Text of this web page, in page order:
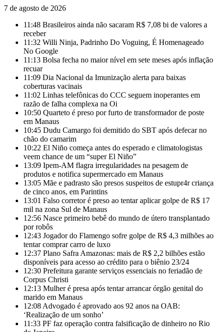
7 de agosto de 2026
11:48 Brasileiros ainda não sacaram R$ 7,08 bi de valores a
receber
11:32 Willi Ninja, Padrinho Do Voguing, É Homenageado
No Google
11:13 Bolsa fecha no maior nível em sete meses após inflação
recuar
11:09 Dia Nacional da Imunização alerta para baixas
coberturas vacinais
11:02 Linhas telefônicas do CCC seguem inoperantes em
razão de falha complexa na Oi
10:50 Quarteto é preso por furto de transformador de poste
em Manaus
10:45 Dudu Camargo foi demitido do SBT após defecar no
chão do camarim
10:22 El Niño começa antes do esperado e climatologistas
veem chance de um “super El Niño”
13:09 Ipem-AM flagra irregularidades na pesagem de
produtos e notifica supermercado em Manaus
13:05 Mãe e padrasto são presos suspeitos de estupr4r criança
de cinco anos, em Parintins
13:01 Falso corretor é preso ao tentar aplicar golpe de R$ 17
mil na zona Sul de Manaus
12:56 Nasce primeiro bebê do mundo de útero transplantado
por robôs
12:43 Jogador do Flamengo sofre golpe de R$ 4,3 milhões ao
tentar comprar carro de luxo
12:37 Plano Safra Amazonas: mais de R$ 2,2 bilhões estão
disponíveis para acesso ao crédito para o biênio 23/24
12:30 Prefeitura garante serviços essenciais no feriadão de
Corpus Christi
12:13 Mulher é presa após tentar arrancar órgão genital do
marido em Manaus
12:08 Advogado é aprovado aos 92 anos na OAB:
‘Realização de um sonho’
11:33 PF faz operação contra falsificação de dinheiro no Rio